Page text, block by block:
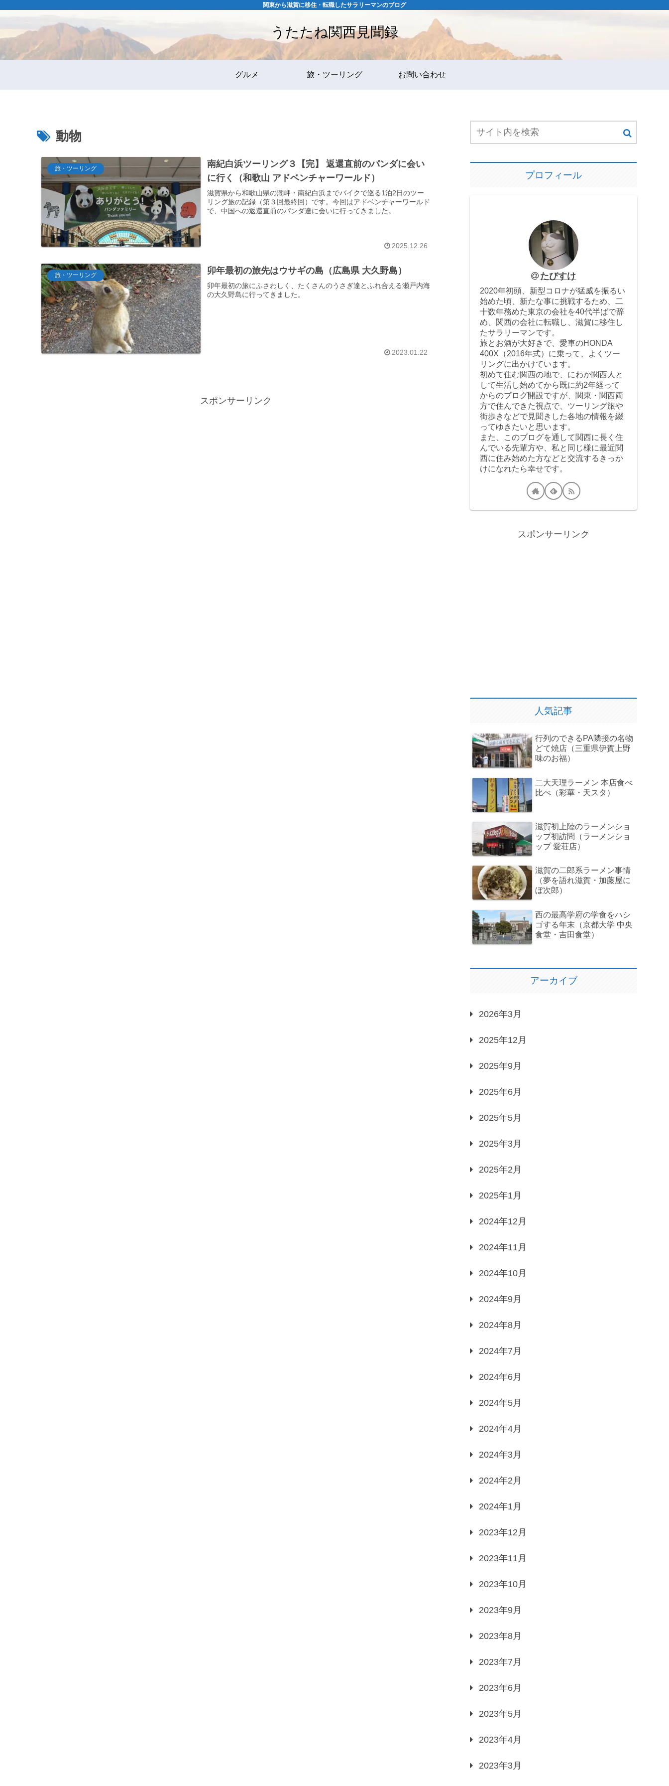
関東から滋賀に移住・転職したサラリーマンのブログ
うたたね関西見聞録
グルメ 旅・ツーリング お問い合わせ
動物
旅・ツーリング
南紀白浜ツーリング３【完】 返還直前のパンダに会い
に行く（和歌山 アドベンチャーワールド）
滋賀県から和歌山県の潮岬・南紀白浜までバイクで巡る1泊2日のツー
リング旅の記録（第３回最終回）です。今回はアドベンチャーワールド
で、中国への返還直前のパンダ達に会いに行ってきました。
2025.12.26
旅・ツーリング 卯年最初の旅先はウサギの島（広島県 大久野島）
卯年最初の旅にふさわしく、たくさんのうさぎ達とふれ合える瀬戸内海
の大久野島に行ってきました。
2023.01.22
スポンサーリンク
プロフィール
たびすけ
2020年初頭、新型コロナが猛威を振るい
始めた頃、新たな事に挑戦するため、二
十数年務めた東京の会社を40代半ばで辞
め、関西の会社に転職し、滋賀に移住し
たサラリーマンです。
旅とお酒が大好きで、愛車のHONDA
400X（2016年式）に乗って、よくツー
リングに出かけています。
初めて住む関西の地で、にわか関西人と
して生活し始めてから既に約2年経って
からのブログ開設ですが、関東・関西両
方で住んできた視点で、ツーリング旅や
街歩きなどで見聞きした各地の情報を綴
ってゆきたいと思います。
また、このブログを通して関西に長く住
んでいる先輩方や、私と同じ様に最近関
西に住み始めた方などと交流するきっか
けになれたら幸せです。
スポンサーリンク
人気記事
行列のできるPA隣接の名物
どて焼店（三重県伊賀上野
味のお福）
二大天理ラーメン 本店食べ
比べ（彩華・天スタ）
滋賀初上陸のラーメンショ
ップ初訪問（ラーメンショ
ップ 愛荘店）
滋賀の二郎系ラーメン事情
（夢を語れ滋賀・加藤屋に
ぼ次郎）
西の最高学府の学食をハシ
ゴする年末（京都大学 中央
食堂・吉田食堂）
アーカイブ
2026年3月
2025年12月
2025年9月
2025年6月
2025年5月
2025年3月
2025年2月
2025年1月
2024年12月
2024年11月
2024年10月
2024年9月
2024年8月
2024年7月
2024年6月
2024年5月
2024年4月
2024年3月
2024年2月
2024年1月
2023年12月
2023年11月
2023年10月
2023年9月
2023年8月
2023年7月
2023年6月
2023年5月
2023年4月
2023年3月